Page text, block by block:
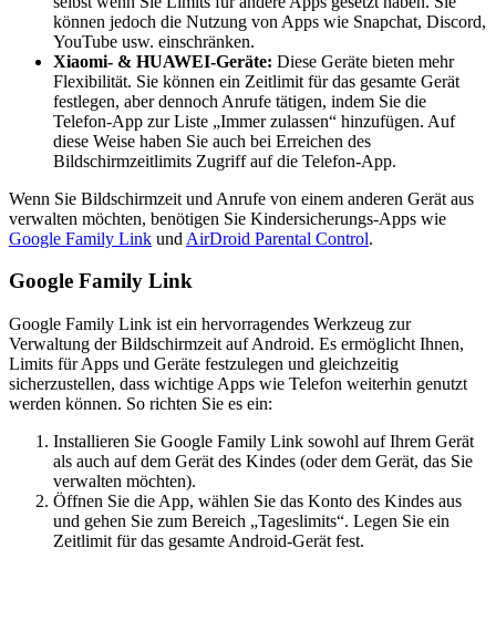
können jedoch die Nutzung von Apps wie Snapchat, Discord,
YouTube usw. einschränken.
Xiaomi- & HUAWEI-Geräte: Diese Geräte bieten mehr
Flexibilität. Sie können ein Zeitlimit für das gesamte Gerät
festlegen, aber dennoch Anrufe tätigen, indem Sie die
Telefon-App zur Liste „Immer zulassen“ hinzufügen. Auf
diese Weise haben Sie auch bei Erreichen des
Bildschirmzeitlimits Zugriff auf die Telefon-App.
Wenn Sie Bildschirmzeit und Anrufe von einem anderen Gerät aus
verwalten möchten, benötigen Sie Kindersicherungs-Apps wie
Google Family Link und AirDroid Parental Control.
Google Family Link
Google Family Link ist ein hervorragendes Werkzeug zur
Verwaltung der Bildschirmzeit auf Android. Es ermöglicht Ihnen,
Limits für Apps und Geräte festzulegen und gleichzeitig
sicherzustellen, dass wichtige Apps wie Telefon weiterhin genutzt
werden können. So richten Sie es ein:
Installieren Sie Google Family Link sowohl auf Ihrem Gerät
als auch auf dem Gerät des Kindes (oder dem Gerät, das Sie
verwalten möchten).
Öffnen Sie die App, wählen Sie das Konto des Kindes aus
und gehen Sie zum Bereich „Tageslimits“. Legen Sie ein
Zeitlimit für das gesamte Android-Gerät fest.